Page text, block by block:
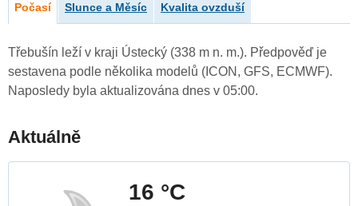
Počasí Slunce a Měsíc Kvalita ovzduší
Třebušín leží v kraji Ústecký (338 m n. m.). Předpověď je
sestavena podle několika modelů (ICON, GFS, ECMWF).
Naposledy byla aktualizována dnes v 05:00.
Aktuálně
16 °C